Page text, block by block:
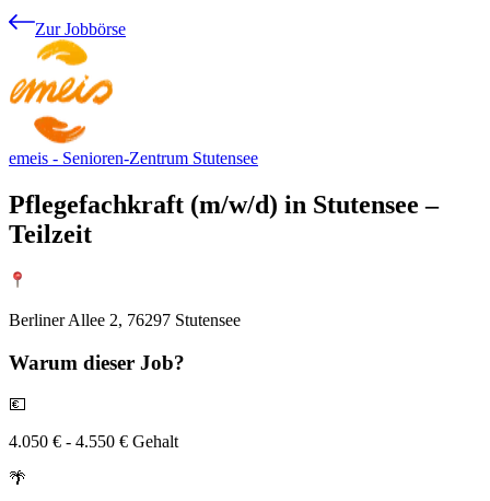
Zur Jobbörse
emeis - Senioren-Zentrum Stutensee
Pflegefachkraft (m/w/d) in Stutensee –
Teilzeit
Berliner Allee 2, 76297 Stutensee
Warum dieser Job?
💶
4.050 € - 4.550 € Gehalt
🌴